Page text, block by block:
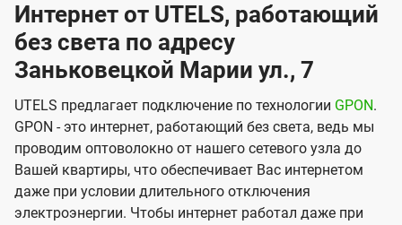
Интернет от UTELS, работающий
без света по адресу
Заньковецкой Марии ул., 7
UTELS предлагает подключение по технологии GPON.
GPON - это интернет, работающий без света, ведь мы
проводим оптоволокно от нашего сетевого узла до
Вашей квартиры, что обеспечивает Вас интернетом
даже при условии длительного отключения
электроэнергии. Чтобы интернет работал даже при